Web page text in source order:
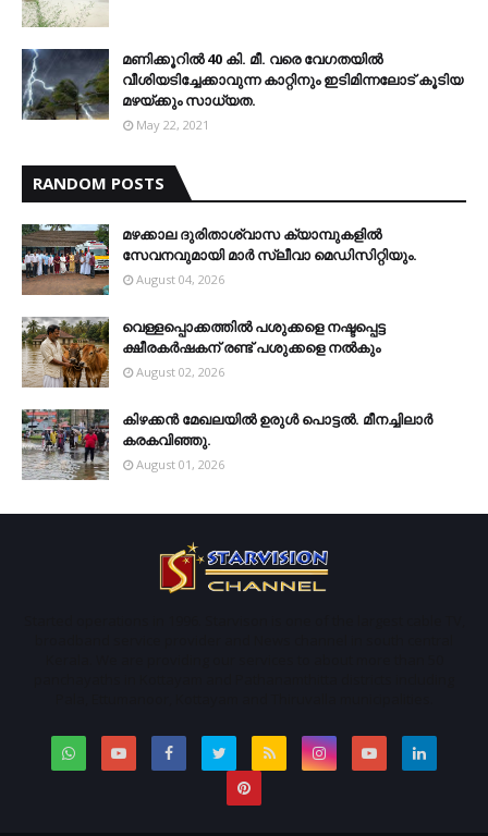
മണിക്കൂറിൽ 40 കി. മീ. വരെ വേഗതയിൽ
വീശിയടിച്ചേക്കാവുന്ന കാറ്റിനും ഇടിമിന്നലോട് കൂടിയ
മഴയ്ക്കും സാധ്യത.
May 22, 2021
RANDOM POSTS
മഴക്കാല ദുരിതാശ്വാസ ക്യാമ്പുകളിൽ
സേവനവുമായി മാർ സ്ലീവാ മെഡിസിറ്റിയും.
August 04, 2026
വെള്ളപ്പൊക്കത്തില്‍ പശുക്കളെ നഷ്ടപ്പെട്ട
ക്ഷീരകര്‍ഷകന് രണ്ട് പശുക്കളെ നല്‍കും
August 02, 2026
കിഴക്കന്‍ മേഖലയില്‍ ഉരുള്‍ പൊട്ടല്‍. മീനച്ചിലാര്‍
കരകവിഞ്ഞു.
August 01, 2026